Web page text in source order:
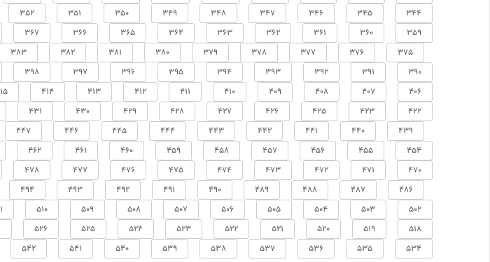
344
345
346
347
348
349
350
351
352
359
360
361
362
363
364
365
366
367
375
376
377
378
379
380
381
382
383
390
391
392
393
394
395
396
397
398
406
407
408
409
410
411
412
413
414
422
423
425
426
427
428
429
430
431
439
440
441
442
443
444
445
446
447
454
455
456
457
458
459
460
461
462
470
471
472
473
474
475
476
477
478
486
487
488
489
490
491
492
493
494
502
503
504
505
506
507
508
509
510
518
519
520
521
522
523
524
525
526
534
535
536
537
538
539
540
541
542